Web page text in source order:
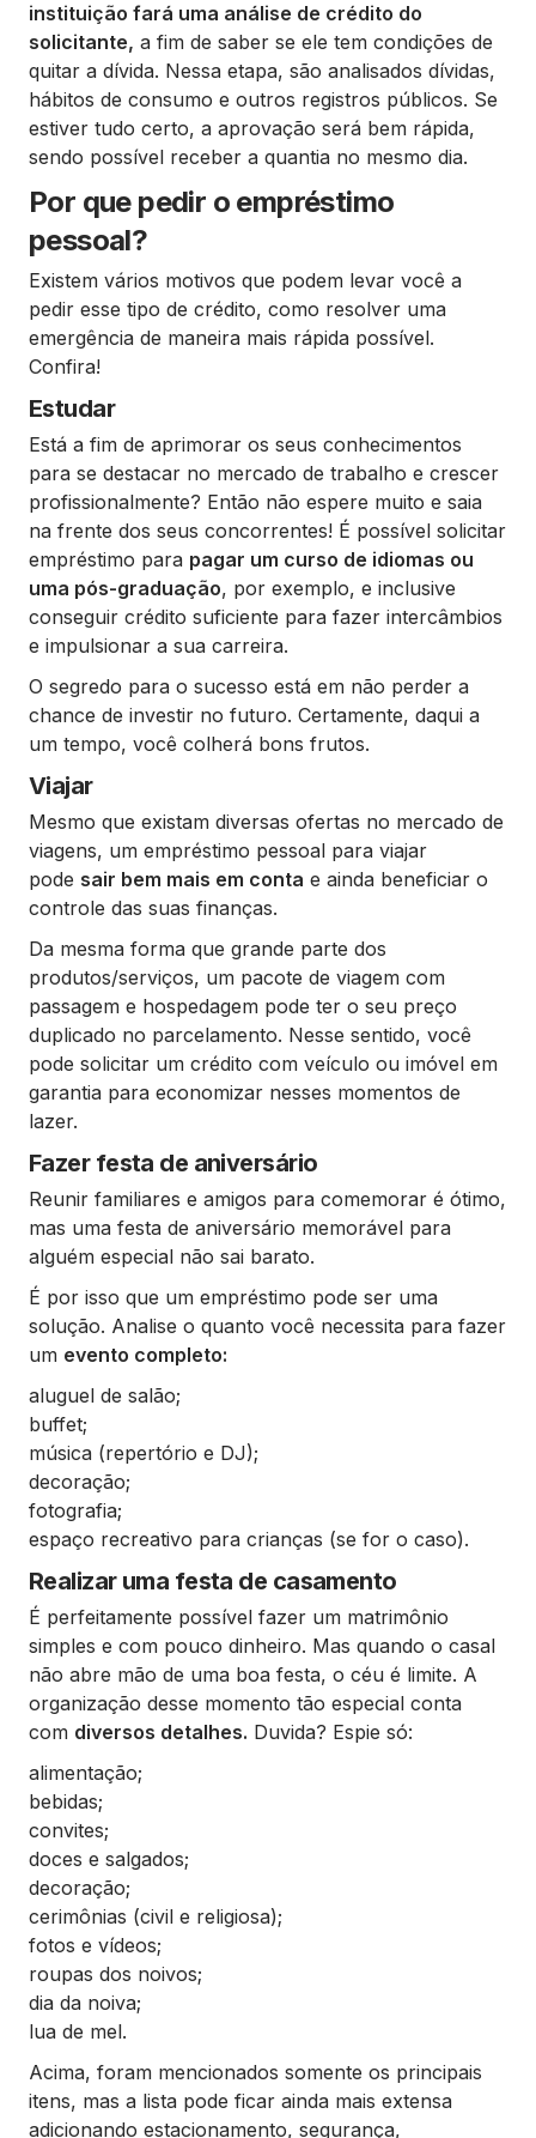
instituição fará uma análise de crédito do
solicitante, a fim de saber se ele tem condições de
quitar a dívida. Nessa etapa, são analisados dívidas,
hábitos de consumo e outros registros públicos. Se
estiver tudo certo, a aprovação será bem rápida,
sendo possível receber a quantia no mesmo dia.
Por que pedir o empréstimo
pessoal?
Existem vários motivos que podem levar você a
pedir esse tipo de crédito, como resolver uma
emergência de maneira mais rápida possível.
Confira!
Estudar
Está a fim de aprimorar os seus conhecimentos
para se destacar no mercado de trabalho e crescer
profissionalmente? Então não espere muito e saia
na frente dos seus concorrentes! É possível solicitar
empréstimo para pagar um curso de idiomas ou
uma pós-graduação, por exemplo, e inclusive
conseguir crédito suficiente para fazer intercâmbios
e impulsionar a sua carreira.
O segredo para o sucesso está em não perder a
chance de investir no futuro. Certamente, daqui a
um tempo, você colherá bons frutos.
Viajar
Mesmo que existam diversas ofertas no mercado de
viagens, um empréstimo pessoal para viajar
pode sair bem mais em conta e ainda beneficiar o
controle das suas finanças.
Da mesma forma que grande parte dos
produtos/serviços, um pacote de viagem com
passagem e hospedagem pode ter o seu preço
duplicado no parcelamento. Nesse sentido, você
pode solicitar um crédito com veículo ou imóvel em
garantia para economizar nesses momentos de
lazer.
Fazer festa de aniversário
Reunir familiares e amigos para comemorar é ótimo,
mas uma festa de aniversário memorável para
alguém especial não sai barato.
É por isso que um empréstimo pode ser uma
solução. Analise o quanto você necessita para fazer
um evento completo:
aluguel de salão;
buffet;
música (repertório e DJ);
decoração;
fotografia;
espaço recreativo para crianças (se for o caso).
Realizar uma festa de casamento
É perfeitamente possível fazer um matrimônio
simples e com pouco dinheiro. Mas quando o casal
não abre mão de uma boa festa, o céu é limite. A
organização desse momento tão especial conta
com diversos detalhes. Duvida? Espie só:
alimentação;
bebidas;
convites;
doces e salgados;
decoração;
cerimônias (civil e religiosa);
fotos e vídeos;
roupas dos noivos;
dia da noiva;
lua de mel.
Acima, foram mencionados somente os principais
itens, mas a lista pode ficar ainda mais extensa
adicionando estacionamento, segurança,